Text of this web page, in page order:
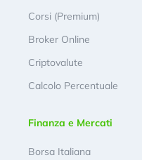
Corsi (Premium)
Broker Online
Criptovalute
Calcolo Percentuale
Finanza e Mercati
Borsa Italiana